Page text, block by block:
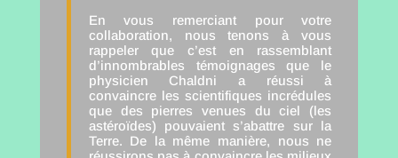
En vous remerciant pour votre
collaboration, nous tenons à vous
rappeler que c’est en rassemblant
d’innombrables témoignages que le
physicien Chaldni a réussi à
convaincre les scientifiques incrédules
que des pierres venues du ciel (les
astéroïdes) pouvaient s’abattre sur la
Terre. De la même manière, nous ne